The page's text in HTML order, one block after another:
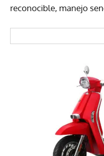
reconocible, manejo